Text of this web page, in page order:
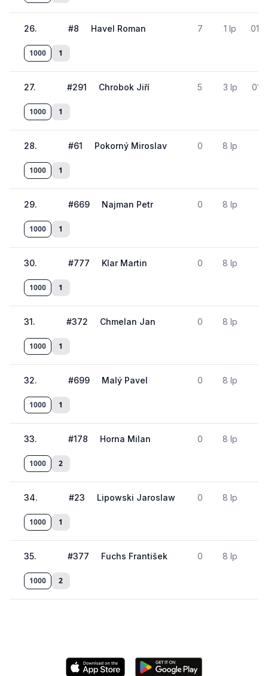
26. #8 Havel Roman 7 1 lp
1000 1
27. #291 Chrobok Jiří 5 3 lp
1000 1
28. #61 Pokorný Miroslav 0 8 lp
1000 1
29. #669 Najman Petr 0 8 lp
1000 1
30. #777 Klar Martin 0 8 lp
1000 1
31. #372 Chmelan Jan 0 8 lp
1000 1
32. #699 Malý Pavel 0 8 lp
1000 1
33. #178 Horna Milan 0 8 lp
1000 2
34. #23 Lipowski Jaroslaw 0 8 lp
1000 1
35. #377 Fuchs František 0 8 lp
1000 2